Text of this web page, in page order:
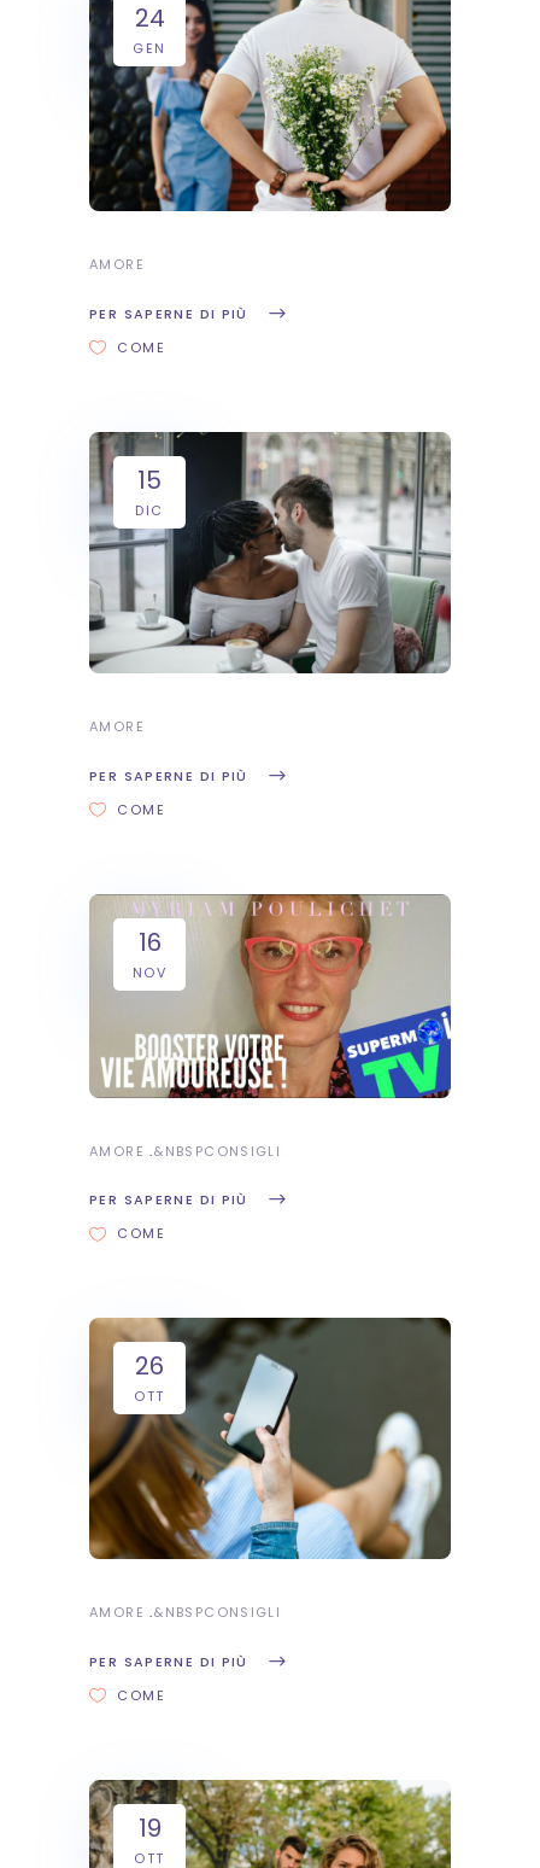
24
GEN
AMORE
PER SAPERNE DI PIÙ
COME
15
DIC
AMORE
PER SAPERNE DI PIÙ
COME
16
NOV
AMORE &NBSPCONSIGLI
PER SAPERNE DI PIÙ
COME
26
OTT
AMORE &NBSPCONSIGLI
PER SAPERNE DI PIÙ
COME
19
OTT